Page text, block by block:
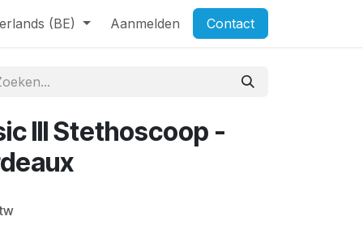
(BE) Aanmelden Contact
III Stethoscoop -